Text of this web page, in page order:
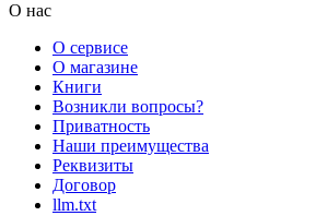
О нас
О сервисе
О магазине
Книги
Возникли вопросы?
Приватность
Наши преимущества
Реквизиты
Договор
llm.txt